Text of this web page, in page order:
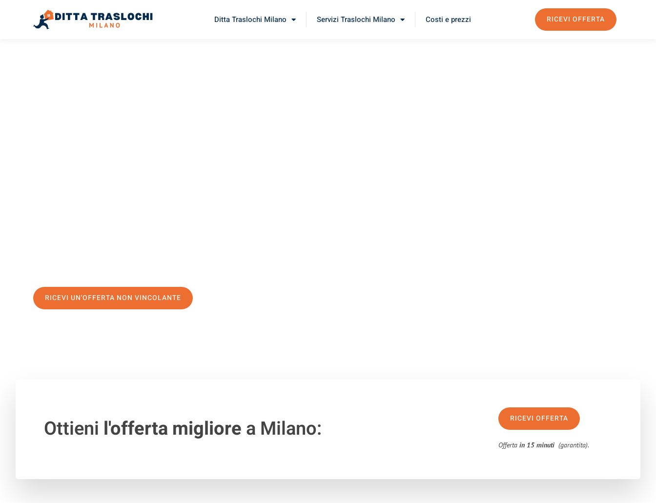
Ditta Traslochi Milano Servizi Traslochi Milano Costi e prezzi RICEVI OFFERTA
RICEVI UN'OFFERTA NON VINCOLANTE
Ottieni l'offerta migliorea Milano: RICEVI OFFERTA
Offertain 15 minuti (garantita).